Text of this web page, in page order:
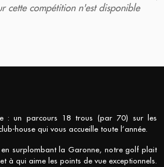
cette compétition n'est disponible
: un parcours 18 trous (par 70) sur les
house qui vous accueille toute l’année.
surplombant la Garonne, notre golf plait
à qui aime les points de vue exceptionnels.